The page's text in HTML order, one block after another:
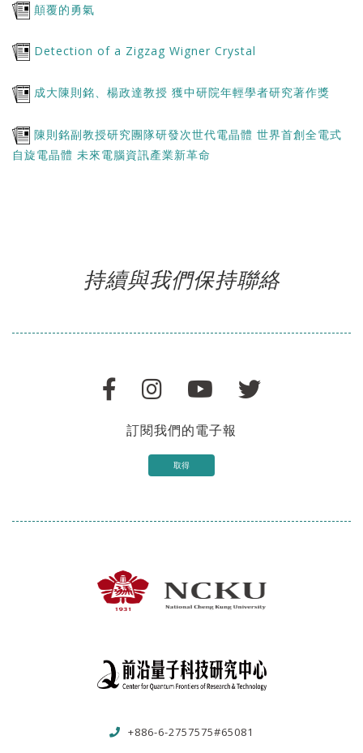
顛覆的勇氣
Detection of a Zigzag Wigner Crystal
成大陳則銘、楊政達教授 獲中研院年輕學者研究著作獎
陳則銘副教授研究團隊研發次世代電晶體 世界首創全電式
自旋電晶體 未來電腦資訊產業新革命
持續與我們保持聯絡
訂閱我們的電子報
取得
+886-6-2757575#65081